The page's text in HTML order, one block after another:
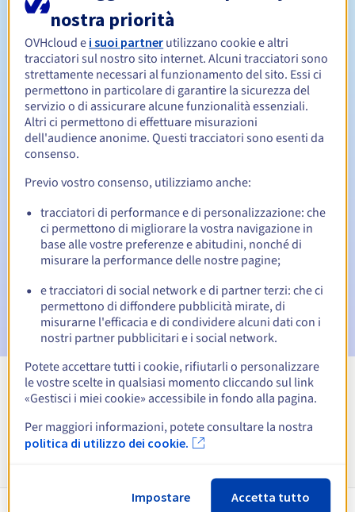
Periodo di rinnovo Da 1 a 10 anni
Redemption period 30 giorni
Notifiche automatiche:
scadenza
Email il giorno della scadenzaper notificare la
sospensione del nome di dominio
Email dopo il Redemption Grace Periodper notificare la
cancellazione del nome di dominio
Visualizza tutte le estensioni
Informazioni su .wales
nostra priorità
OVHcloud e i suoi partner utilizzano cookie e altri
tracciatori sul nostro sito internet. Alcuni tracciatori sono
strettamente necessari al funzionamento del sito. Essi ci
permettono in particolare di garantire la sicurezza del
servizio o di assicurare alcune funzionalità essenziali.
Altri ci permettono di effettuare misurazioni
dell'audience anonime. Questi tracciatori sono esenti da
consenso.
Previo vostro consenso, utilizziamo anche:
tracciatori di performance e di personalizzazione: che
ci permettono di migliorare la vostra navigazione in
base alle vostre preferenze e abitudini, nonché di
misurare la performance delle nostre pagine;
e tracciatori di social network e di partner terzi: che ci
permettono di diffondere pubblicità mirate, di
misurarne l'efficacia e di condividere alcuni dati con i
nostri partner pubblicitari e i social network.
Potete accettare tutti i cookie, rifiutarli o personalizzare
le vostre scelte in qualsiasi momento cliccando sul link
«Gestisci i miei cookie» accessibile in fondo alla pagina.
Per maggiori informazioni, potete consultare la nostra
politica di utilizzo dei cookie.
Impostare Accetta tutto